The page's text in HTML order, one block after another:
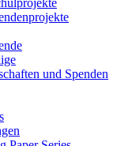
und Spenden